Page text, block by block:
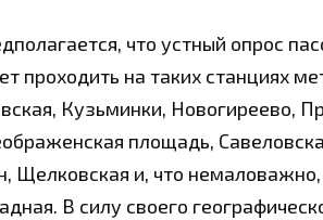
что устный опрос
проходить на таких станциях
Кузьминки, Новогиреево,
площадь,
Щелковская и, что
В силу своего